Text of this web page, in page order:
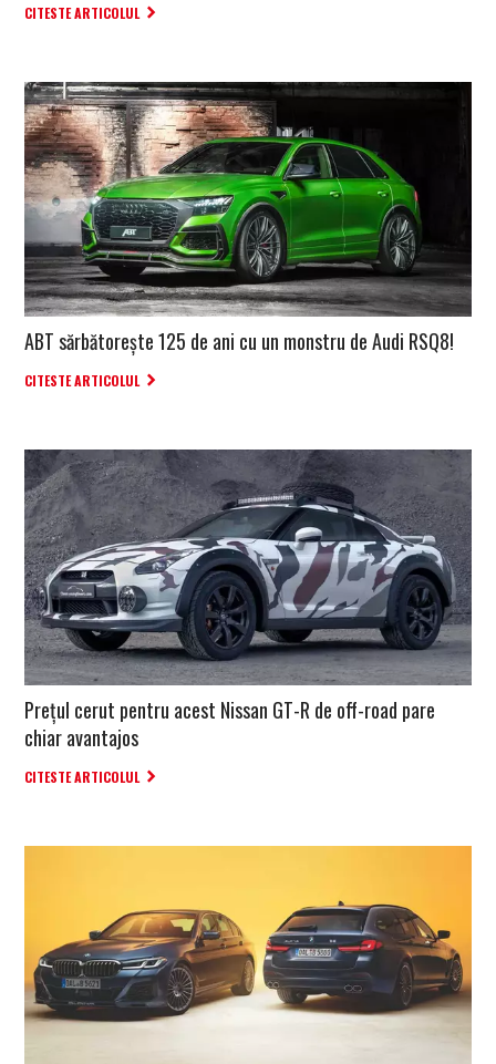
CITESTE ARTICOLUL
ABT sărbătorește 125 de ani cu un monstru de Audi RSQ8!
CITESTE ARTICOLUL
Prețul cerut pentru acest Nissan GT-R de off-road pare
chiar avantajos
CITESTE ARTICOLUL